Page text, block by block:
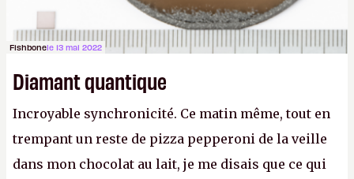
Fishbonele 13 mai 2022
Diamant quantique
Incroyable synchronicité. Ce matin même, tout en
trempant un reste de pizza pepperoni de la veille
dans mon chocolat au lait, je me disais que ce qui